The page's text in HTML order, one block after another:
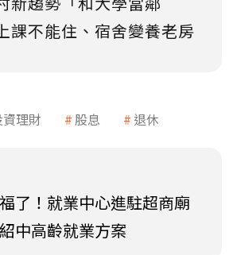
課不能住、宿舍變養老房
理財 股息 退休
了！就業中心進駐超商廟
中高齡就業方案